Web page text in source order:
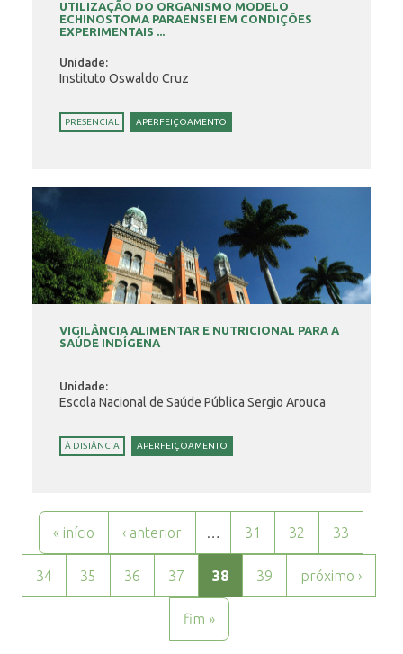
UTILIZAÇÃO DO ORGANISMO MODELO
ECHINOSTOMA PARAENSEI EM CONDIÇÕES
EXPERIMENTAIS ...
Unidade:
Instituto Oswaldo Cruz
PRESENCIAL APERFEIÇOAMENTO
VIGILÂNCIA ALIMENTAR E NUTRICIONAL PARA A
SAÚDE INDÍGENA
Unidade:
Escola Nacional de Saúde Pública Sergio Arouca
À DISTÂNCIA APERFEIÇOAMENTO
Páginas
« início ‹ anterior … 31 32 33
34 35 36 37 38 39 próximo ›
fim »